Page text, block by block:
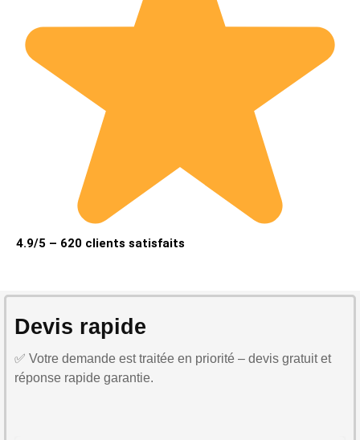
4.9/5 – 620 clients satisfaits
Devis rapide
✅ Votre demande est traitée en priorité – devis gratuit et
réponse rapide garantie.